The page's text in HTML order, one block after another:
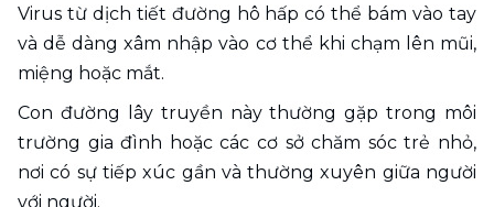
Virus từ dịch tiết đường hô hấp có thể bám vào tay
và dễ dàng xâm nhập vào cơ thể khi chạm lên mũi,
miệng hoặc mắt.
Con đường lây truyền này thường gặp trong môi
trường gia đình hoặc các cơ sở chăm sóc trẻ nhỏ,
nơi có sự tiếp xúc gần và thường xuyên giữa người
với người.